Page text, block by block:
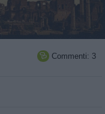
 Commenti: 3